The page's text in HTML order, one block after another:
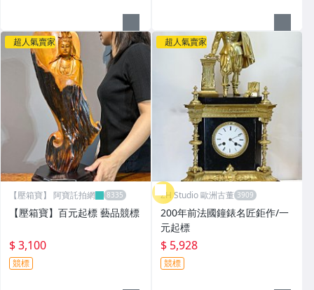
超人氣賣家
【壓箱寶】 阿寶託拍網
【壓箱寶】百元起標 藝品競標
$ 3,100
競標
超人氣賣家
ZH Studio 歐洲古董
200年前法國鐘錶名匠鉅作/一
元起標
$ 5,928
競標